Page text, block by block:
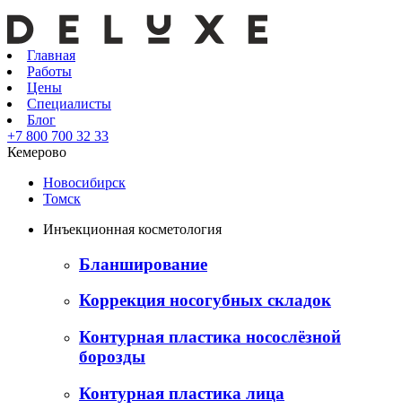
Главная
Работы
Цены
Специалисты
Блог
+7 800 700 32 33
Кемерово
Новосибирск
Томск
Инъекционная косметология
Бланширование
Коррекция носогубных складок
Контурная пластика носослёзной
борозды
Контурная пластика лица